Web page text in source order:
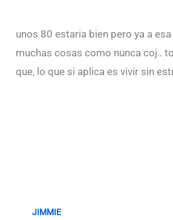
unos 80 estaria bien pero ya a
muchas cosas como nunca coj..
que, lo que si aplica es vivir sin
JIMMIE